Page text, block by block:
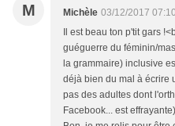
M Michèle 03/12/2017 07:10
Il est beau ton p'tit gars
guéguerre du féminin/
la grammaire) inclusive
déjà bien du mal à écrire
pas des adultes dont
Facebook... est